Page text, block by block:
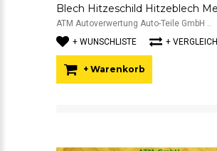
ATM Autoverwertung Auto-Teile GmbH ..
+ WUNSCHLISTE
+ VERGLEICH
+ Warenkorb